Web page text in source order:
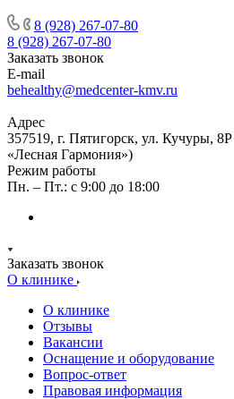
8 (928) 267-07-80
8 (928) 267-07-80
Заказать звонок
E-mail
behealthy@medcenter-kmv.ru
Адрес
357519, г. Пятигорск, ул. Кучуры,
«Лесная Гармония»)
Режим работы
Пн. – Пт.: с 9:00 до 18:00
Заказать звонок
О клинике
О клинике
Отзывы
Вакансии
Оснащение и оборудование
Вопрос-ответ
Правовая информация